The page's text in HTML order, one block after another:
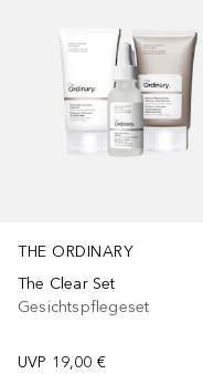
THE ORDINARY
The Clear Set
Gesichtspflegeset
UVP 19,00 €